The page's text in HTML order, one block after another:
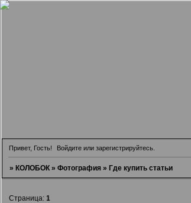
Привет, Гость! Войдите илизарегистрируйтесь
» КОЛОБОК » Фотография » Где купить статьи
Страница: 1